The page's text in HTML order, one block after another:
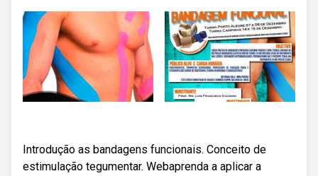
Introdução as bandagens funcionais. Conceito de
estimulação tegumentar. Webaprenda a aplicar a